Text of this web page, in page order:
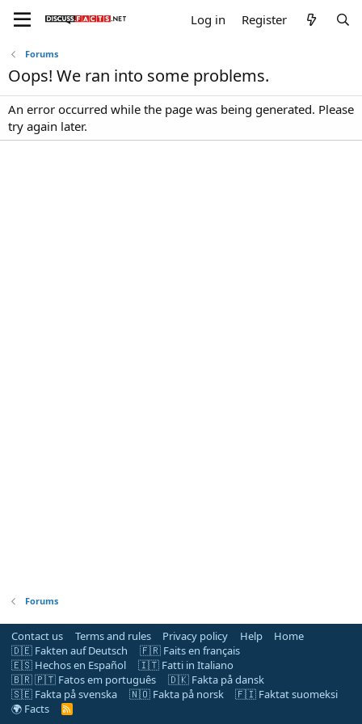
Log in Register
Forums
Oops! We ran into some problems.
An error occurred while the page was being generated. Please
try again later.
Forums
Contact us Terms and rules Privacy policy Help
Home
🇩🇪 Fakten auf Deutsch
🇫🇷 Faits en français
🇪🇸 Hechos en Español
🇮🇹 Fatti in Italiano
🇧🇷 🇵🇹 Fatos em português
🇩🇰 Fakta på dansk
🇸🇪 Fakta på svenska
🇳🇴 Fakta på norsk
🇫🇮 Faktat suomeksi
🌍 Facts
R